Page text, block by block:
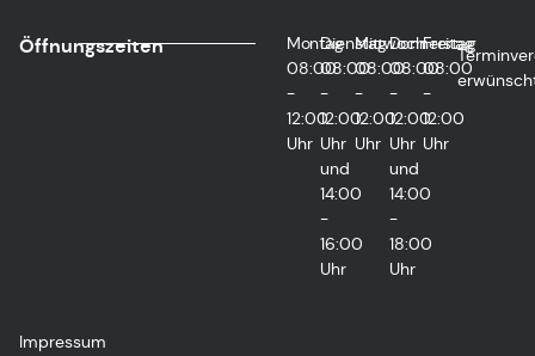
Öffnungszeiten
Montag
08:00
-
12:00
Uhr
Dienstag
08:00
-
12:00
Uhr
und
14:00
-
16:00
Uhr
Mittwoch
08:00
-
12:00
Uhr
Donnerstag
08:00
-
12:00
Uhr
und
14:00
-
18:00
Uhr
Freitag
08:00
-
12:00
Uhr
Impressum